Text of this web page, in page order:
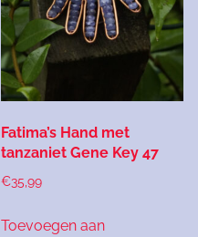
Fatima’s Hand met
tanzaniet Gene Key 47
€35,99
Toevoegen aan